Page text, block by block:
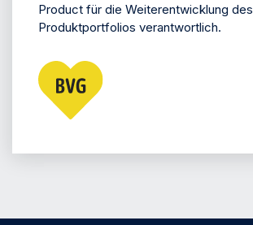
Product für die Weiterentwicklung des
Produktportfolios verantwortlich.